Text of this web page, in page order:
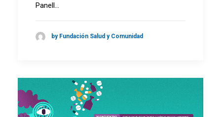
Panell…
by Fundación Salud y Comunidad